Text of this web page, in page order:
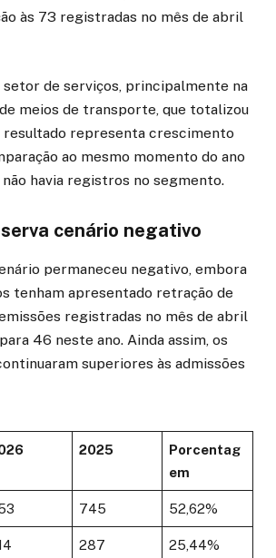
às 73 registradas no mês de abril
setor de serviços, principalmente na
meios de transporte, que totalizou
resultado representa crescimento
ao mesmo momento do ano
havia registros no segmento.
cenário negativo
permaneceu negativo, embora
tenham apresentado retração de
registradas no mês de abril
46 neste ano. Ainda assim, os
superiores às admissões
2025
Porcentag
em
745 52,62%
287 25,44%